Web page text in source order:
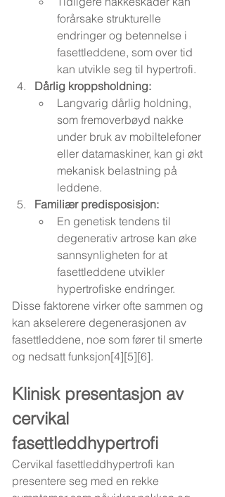
forårsake strukturelle
endringer og betennelse i
fasettleddene, som over tid
kan utvikle seg til hypertrofi.
Dårlig kroppsholdning:
Langvarig dårlig holdning,
som fremoverbøyd nakke
under bruk av mobiltelefoner
eller datamaskiner, kan gi økt
mekanisk belastning på
leddene.
Familiær predisposisjon:
En genetisk tendens til
degenerativ artrose kan øke
sannsynligheten for at
fasettleddene utvikler
hypertrofiske endringer.
Disse faktorene virker ofte sammen og
kan akselerere degenerasjonen av
fasettleddene, noe som fører til smerte
og nedsatt funksjon[4][5][6].
Klinisk presentasjon av
cervikal
fasettleddhypertrofi
Cervikal fasettleddhypertrofi kan
presentere seg med en rekke